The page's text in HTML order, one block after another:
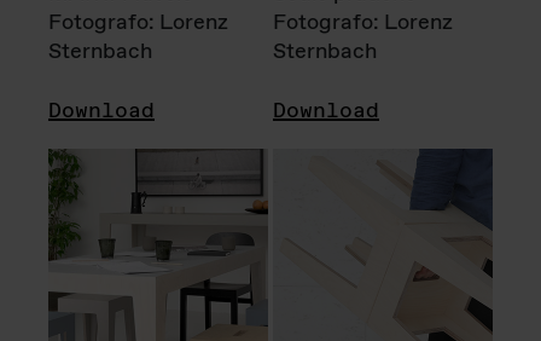
Fotografo: Lorenz
Sternbach
Download
Fotografo: Lorenz
Sternbach
Download